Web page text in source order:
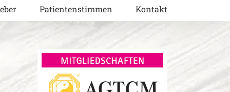
Patientenstimmen Kontakt